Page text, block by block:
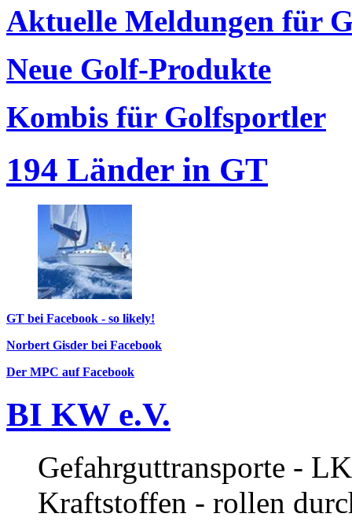
Aktuelle Meldungen für
Neue Golf-Produkte
Kombis für Golfsportler
194 Länder in GT
GT bei Facebook - so likely!
Norbert Gisder bei Facebook
Der MPC auf Facebook
BI KW e.V.
Gefahrguttransporte -
Kraftstoffen - rollen